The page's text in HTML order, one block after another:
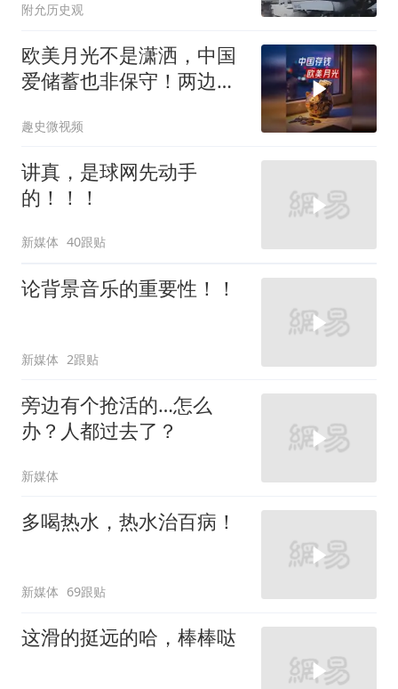
附允历史观
欧美月光不是潇洒，中国
爱储蓄也非保守！两边究
趣史微视频
讲真，是球网先动手
的！！！
新媒体 40跟贴
论背景音乐的重要性！！
新媒体 2跟贴
旁边有个抢活的…怎么
办？人都过去了？
新媒体
多喝热水，热水治百病！
新媒体 69跟贴
这滑的挺远的哈，棒棒哒